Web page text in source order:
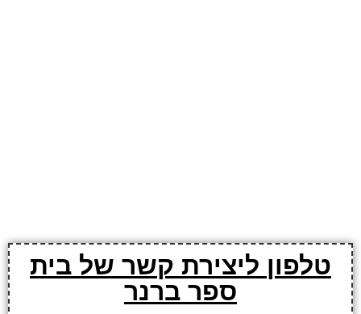
טלפון ליצירת קשר של בית
ספר ברנר